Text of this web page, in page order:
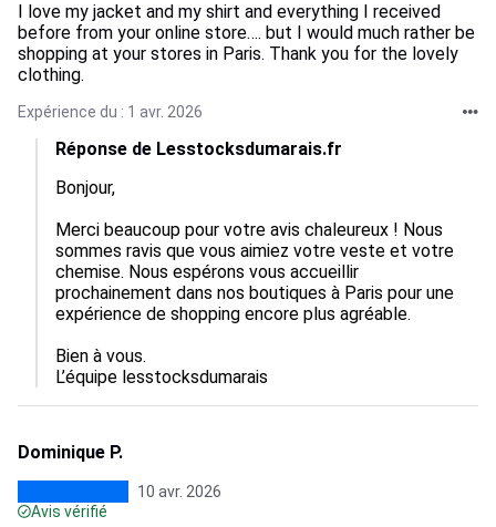
I love my jacket and my shirt and everything I received
before from your online store…. but I would much rather be
shopping at your stores in Paris. Thank you for the lovely
clothing.
Expérience du : 1 avr. 2026
Réponse de Lesstocksdumarais.fr
Bonjour,
Merci beaucoup pour votre avis chaleureux ! Nous
sommes ravis que vous aimiez votre veste et votre
chemise. Nous espérons vous accueillir
prochainement dans nos boutiques à Paris pour une
expérience de shopping encore plus agréable.
Bien à vous.
L’équipe lesstocksdumarais
Dominique P.
10 avr. 2026
Avis vérifié